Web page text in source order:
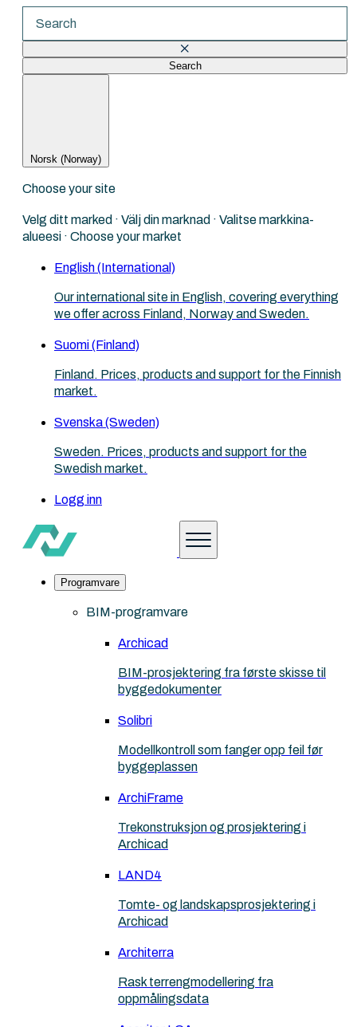
Search
Norsk (Norway)
Choose your site
Velg ditt marked · Välj din marknad · Valitse markkina-
alueesi · Choose your market
English (International)
Our international site in English, covering everything
we offer across Finland, Norway and Sweden.
Suomi (Finland)
Finland. Prices, products and support for the Finnish
market.
Svenska (Sweden)
Sweden. Prices, products and support for the
Swedish market.
Logg inn
Programvare
BIM-programvare
Archicad
BIM-prosjektering fra første skisse til
byggedokumenter
Solibri
Modellkontroll som fanger opp feil før
byggeplassen
ArchiFrame
Trekonstruksjon og prosjektering i
Archicad
LAND4
Tomte- og landskapsprosjektering i
Archicad
Architerra
Rask terrengmodellering fra
oppmålingsdata